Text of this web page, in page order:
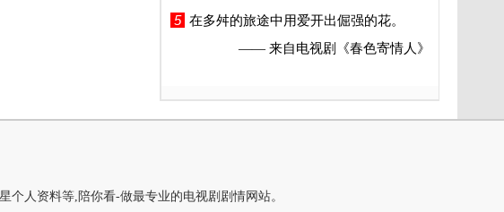
5 在多舛的旅途中用爱开出倔强的花。
—— 来自电视剧
《春色寄情人》
人资料等,陪你看-做最专业的电视剧剧情网站。